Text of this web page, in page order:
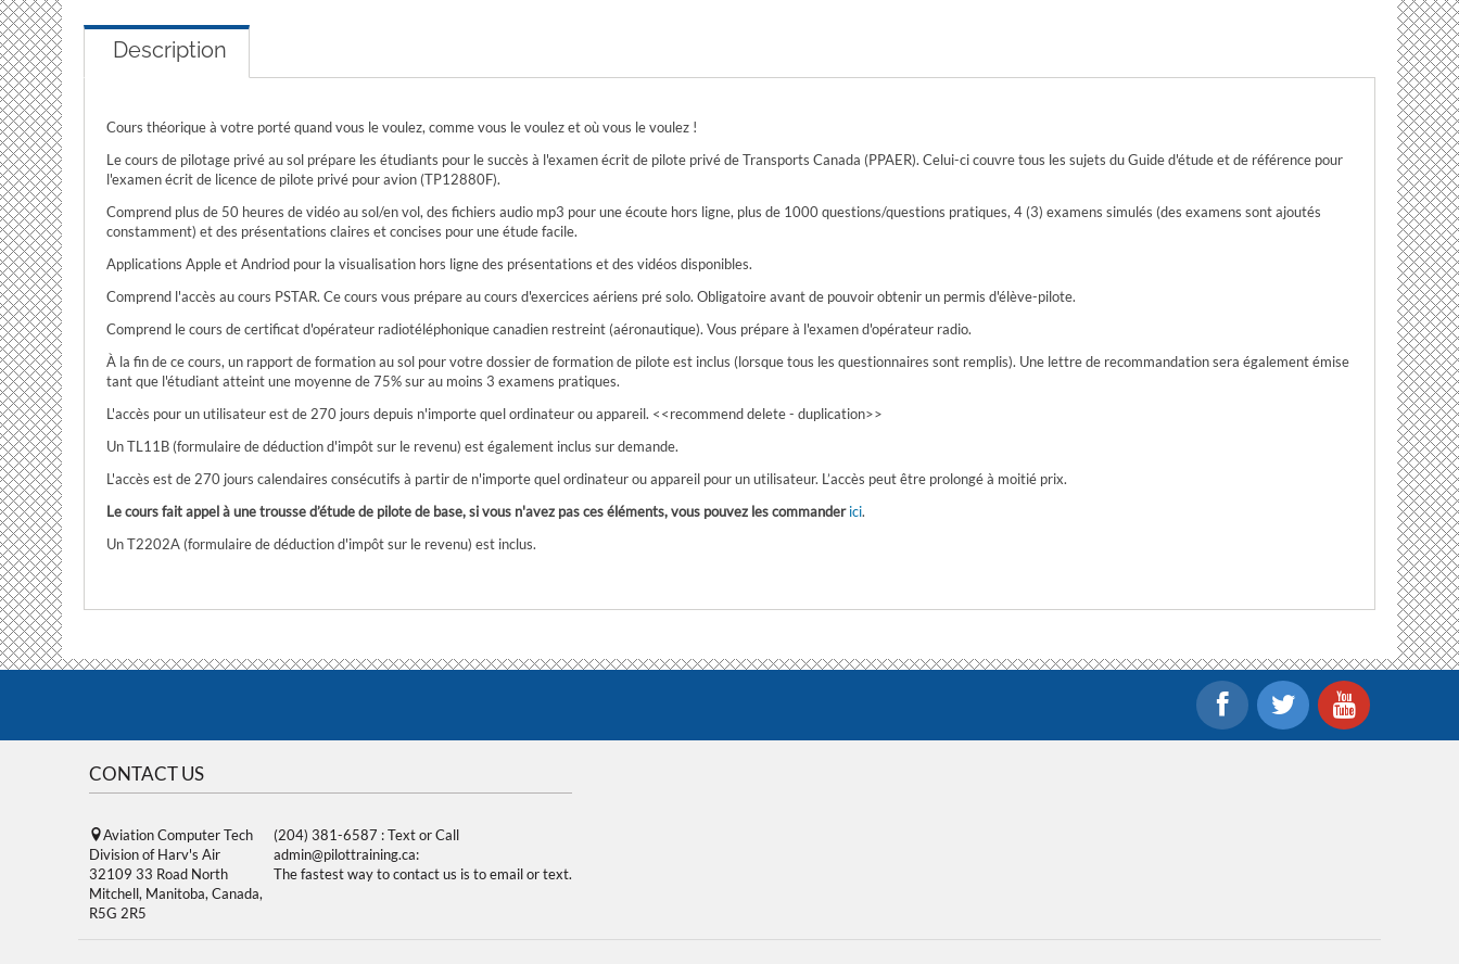
Description
Cours théorique à votre porté quand vous le voulez, comme vous le voulez et où vous le voulez !
Le cours de pilotage privé au sol prépare les étudiants pour le succès à l'examen écrit de pilote privé de Transports Canada (PPAER). Celui-ci couvre tous les sujets du Guide d'étude et de référence pour
l'examen écrit de licence de pilote privé pour avion (TP12880F).
Comprend plus de 50 heures de vidéo au sol/en vol, des fichiers audio mp3 pour une écoute hors ligne, plus de 1000 questions/questions pratiques, 4 (3) examens simulés (des examens sont ajoutés
constamment) et des présentations claires et concises pour une étude facile.
Applications Apple et Andriod pour la visualisation hors ligne des présentations et des vidéos disponibles.
Comprend l'accès au cours PSTAR. Ce cours vous prépare au cours d'exercices aériens pré solo. Obligatoire avant de pouvoir obtenir un permis d'élève-pilote.
Comprend le cours de certificat d'opérateur radiotéléphonique canadien restreint (aéronautique). Vous prépare à l'examen d'opérateur radio.
À la fin de ce cours, un rapport de formation au sol pour votre dossier de formation de pilote est inclus (lorsque tous les questionnaires sont remplis). Une lettre de recommandation sera également émise
tant que l'étudiant atteint une moyenne de 75% sur au moins 3 examens pratiques.
L'accès pour un utilisateur est de 270 jours depuis n'importe quel ordinateur ou appareil. <<recommend delete - duplication>>
Un TL11B (formulaire de déduction d'impôt sur le revenu) est également inclus sur demande.
L'accès est de 270 jours calendaires consécutifs à partir de n'importe quel ordinateur ou appareil pour un utilisateur. L’accès peut être prolongé à moitié prix.
Le cours fait appel à une trousse d’étude de pilote de base, si vous n'avez pas ces éléments, vous pouvez les commanderici.
Un T2202A (formulaire de déduction d'impôt sur le revenu) est inclus.
CONTACT US
Aviation Computer Tech
Division of Harv's Air
32109 33 Road North
Mitchell, Manitoba, Canada,
R5G 2R5
(204) 381-6587 : Text or Call
admin@pilottraining.ca:
The fastest way to contact us is to email or text.